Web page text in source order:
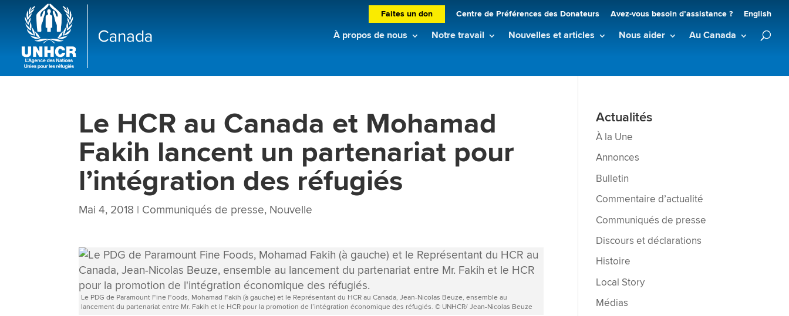
Faites un don Centre de Préférences des Donateurs Avez-vous besoin d’assistance ? English
À propos de nous Notre travail Nouvelles et articles Nous aider Au Canada
Le HCR au Canada et Mohamad
Fakih lancent un partenariat pour
l’intégration des réfugiés
Mai 4, 2018 | Communiqués de presse, Nouvelle
Le PDG de Paramount Fine Foods, Mohamad Fakih (à gauche) et le Représentant du HCR au Canada, Jean-Nicolas Beuze, ensemble au
lancement du partenariat entre Mr. Fakih et le HCR pour la promotion de l’intégration économique des réfugiés. © UNHCR/ Jean-Nicolas Beuze
Actualités
À la Une
Annonces
Bulletin
Commentaire d’actualité
Communiqués de presse
Discours et déclarations
Histoire
Local Story
Médias